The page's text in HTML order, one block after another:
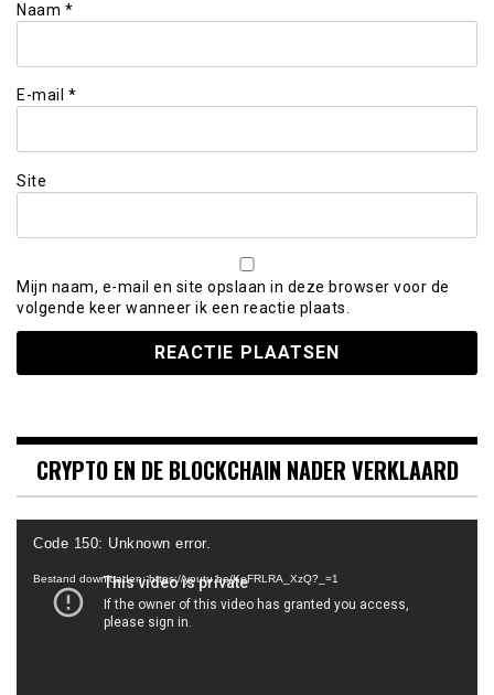
Naam *
E-mail *
Site
Mijn naam, e-mail en site opslaan in deze browser voor de
volgende keer wanneer ik een reactie plaats.
CRYPTO EN DE BLOCKCHAIN NADER VERKLAARD
Videospeler
Code 150: Unknown error.
Bestand downloaden: https://youtu.be/KeFRLRA_XzQ?_=1